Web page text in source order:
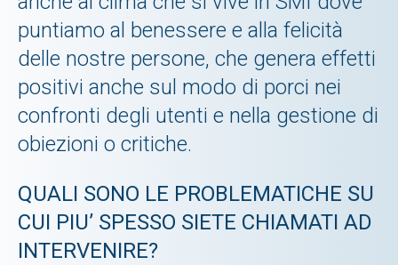
puntiamo al benessere e alla felicità
delle nostre persone, che genera effetti
positivi anche sul modo di porci nei
confronti degli utenti e nella gestione di
obiezioni o critiche.
QUALI SONO LE PROBLEMATICHE SU
CUI PIU’ SPESSO SIETE CHIAMATI AD
INTERVENIRE?